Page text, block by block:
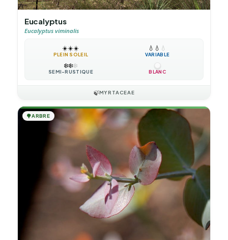
Eucalyptus
Eucalyptus viminalis
☀️☀️☀️
PLEIN SOLEIL
💧 💧 💧
VARIABLE
❄️❄️❄️
SEMI-RUSTIQUE BLANC
🍃MYRTACEAE
🌳ARBRE